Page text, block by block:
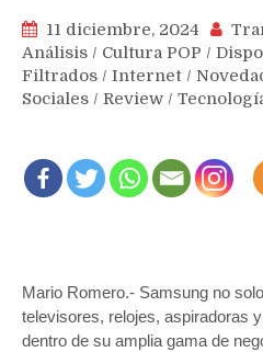
11 diciembre, 2024
Análisis / Cultura POP /
Filtrados / Internet /
Sociales / Review /
Mario Romero.- Samsung no
televisores, relojes, aspiradoras
dentro de su amplia gama de